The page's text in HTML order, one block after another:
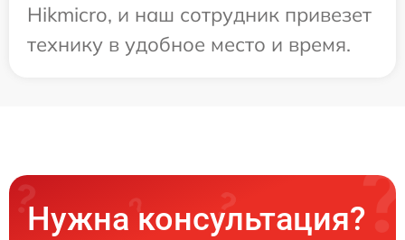
Hikmicro, и наш сотрудник привезет
технику в удобное место и время.
Нужна консультация?